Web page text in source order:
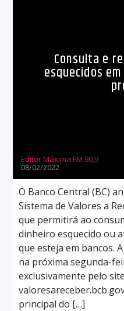
Consulta e
esquecidos
Editor Máxima FM 90,9
08/02/2022
O Banco Central (BC)
Sistema de Valores a
que permitirá ao
dinheiro esquecido ou
que esteja em bancos.
na próxima segunda-
exclusivamente pelo site
principal do […]